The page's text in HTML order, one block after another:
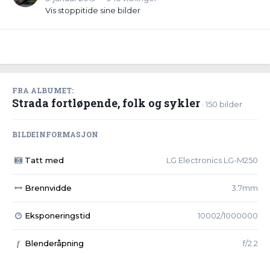
Vis stoppitide sine bilder
FRA ALBUMET:
Strada fortløpende, folk og sykler · 150 bilder
BILDEINFORMASJON
Tatt med LG Electronics LG-M250
Brennvidde 3.7mm
Eksponeringstid 10002/1000000
f Blenderåpning f/2.2